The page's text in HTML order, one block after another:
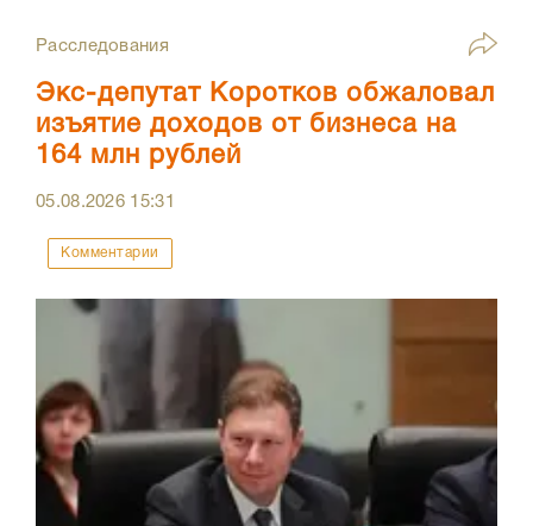
Расследования
Экс-депутат Коротков обжаловал
изъятие доходов от бизнеса на
164 млн рублей
05.08.2026 15:31
Комментарии